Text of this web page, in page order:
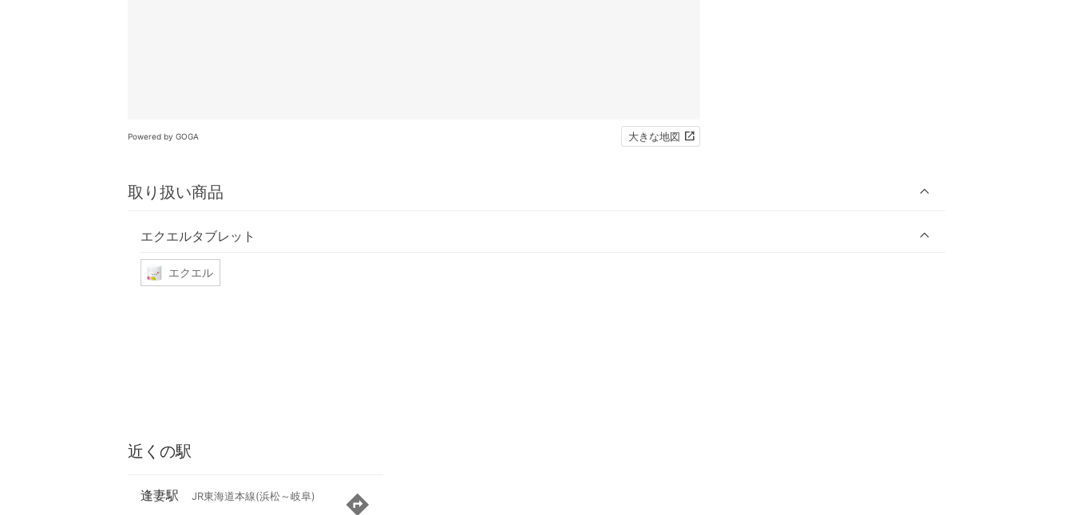
Powered by GOGA 大きな地図
取り扱い商品
エクエルタブレット
エクエル
近くの駅
逢妻駅 JR東海道本線(浜松～岐阜)